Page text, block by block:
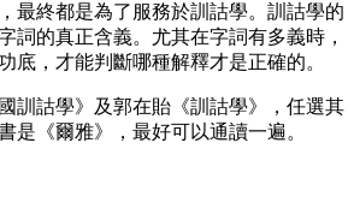
最終都是為了服務於訓詁學。訓詁學的
詞的真正含義。尤其在字詞有多義時，
底，才能判斷哪種解釋才是正確的。
訓詁學》及郭在貽《訓詁學》，任選其
是《爾雅》，最好可以通讀一遍。